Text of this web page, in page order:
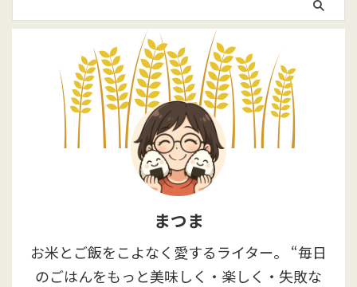
まつま
お米とご飯をこよなく愛するライター。 “毎日
のごはんをもっと美味しく・楽しく・失敗な